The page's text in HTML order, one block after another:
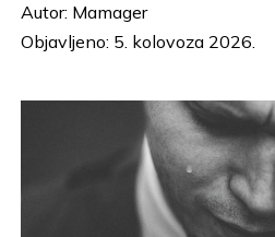
Autor: Mamager
Objavljeno: 5. kolovoza 2026.